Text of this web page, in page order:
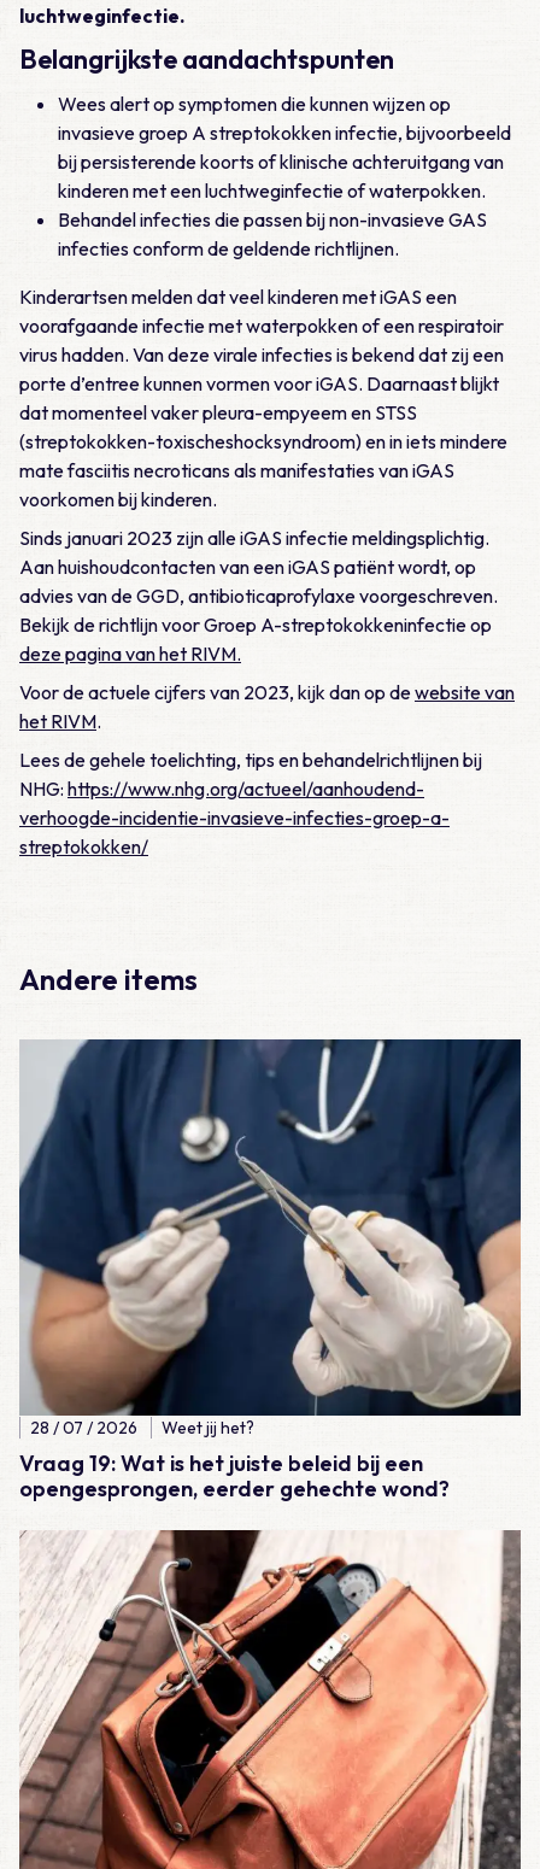
luchtweginfectie.
Belangrijkste aandachtspunten
Wees alert op symptomen die kunnen wijzen op
invasieve groep A streptokokken infectie, bijvoorbeeld
bij persisterende koorts of klinische achteruitgang van
kinderen met een luchtweginfectie of waterpokken.
Behandel infecties die passen bij non-invasieve GAS
infecties conform de geldende richtlijnen.
Kinderartsen melden dat veel kinderen met iGAS een
voorafgaande infectie met waterpokken of een respiratoir
virus hadden. Van deze virale infecties is bekend dat zij een
porte d’entree kunnen vormen voor iGAS. Daarnaast blijkt
dat momenteel vaker pleura-empyeem en STSS
(streptokokken-toxischeshocksyndroom) en in iets mindere
mate fasciitis necroticans als manifestaties van iGAS
voorkomen bij kinderen.
Sinds januari 2023 zijn alle iGAS infectie meldingsplichtig.
Aan huishoudcontacten van een iGAS patiënt wordt, op
advies van de GGD, antibioticaprofylaxe voorgeschreven.
Bekijk de richtlijn voor Groep A-streptokokkeninfectie op
deze pagina van het RIVM.
Voor de actuele cijfers van 2023, kijk dan op dewebsite van
het RIVM.
Lees de gehele toelichting, tips en behandelrichtlijnen bij
NHG: https://www.nhg.org/actueel/aanhoudend-
verhoogde-incidentie-invasieve-infecties-groep-a-
streptokokken/
Andere items
Vraag 19: Wat is het juiste beleid bij een
opengesprongen, eerder gehechte wond?
28 / 07 / 2026 Weet jij het?
Lees meer over Vraag 19: Wat is het juiste beleid bij een
Lees meer over Casus – Lijkschouw